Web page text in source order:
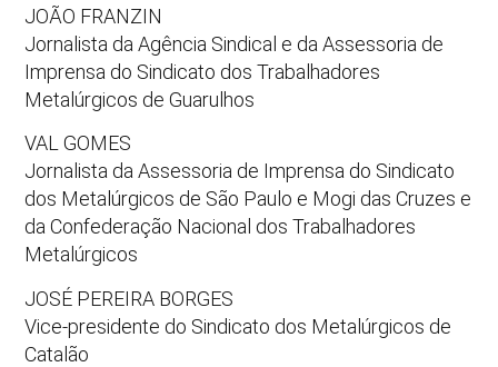
JOÃO FRANZIN
Jornalista da Agência Sindical e da Assessoria de
Imprensa do Sindicato dos Trabalhadores
Metalúrgicos de Guarulhos
VAL GOMES
Jornalista da Assessoria de Imprensa do Sindicato
dos Metalúrgicos de São Paulo e Mogi das Cruzes e
da Confederação Nacional dos Trabalhadores
Metalúrgicos
JOSÉ PEREIRA BORGES
Vice-presidente do Sindicato dos Metalúrgicos de
Catalão